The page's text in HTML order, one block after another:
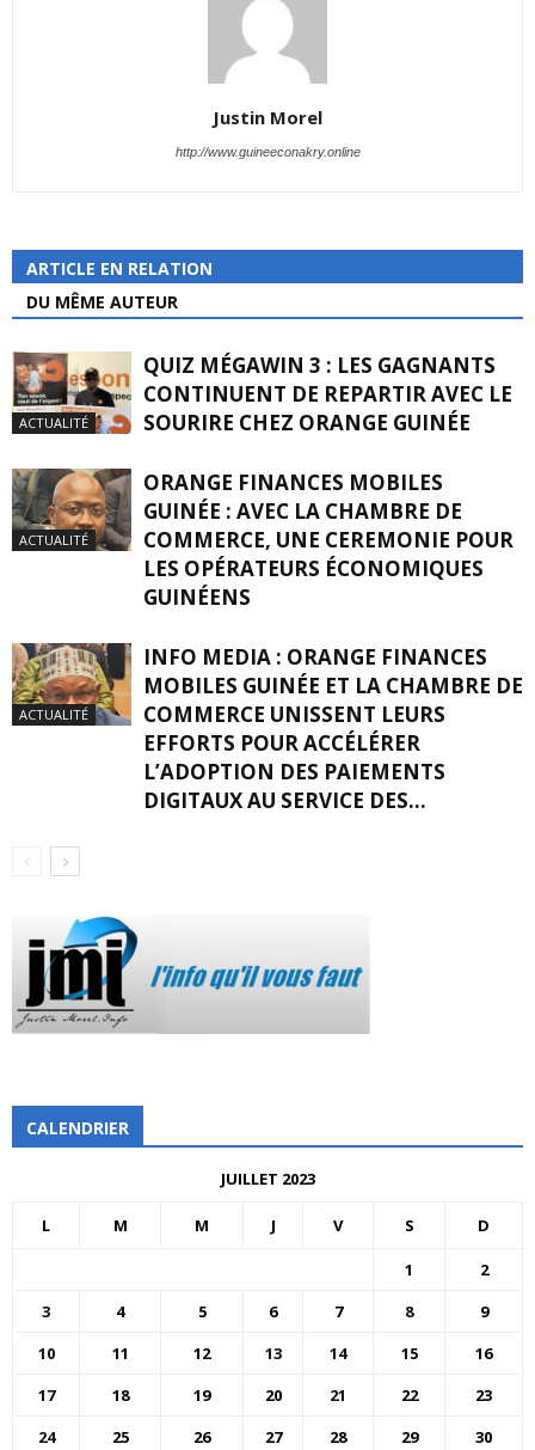
Justin Morel
http://www.guineeconakry.online
ARTICLE EN RELATION
DU MÊME AUTEUR
ACTUALITÉ
QUIZ MÉGAWIN 3 : LES GAGNANTS
CONTINUENT DE REPARTIR AVEC LE
SOURIRE CHEZ ORANGE GUINÉE
ACTUALITÉ
ORANGE FINANCES MOBILES
GUINÉE : AVEC LA CHAMBRE DE
COMMERCE, UNE CEREMONIE POUR
LES OPÉRATEURS ÉCONOMIQUES
GUINÉENS
ACTUALITÉ
INFO MEDIA : ORANGE FINANCES
MOBILES GUINÉE ET LA CHAMBRE DE
COMMERCE UNISSENT LEURS
EFFORTS POUR ACCÉLÉRER
L’ADOPTION DES PAIEMENTS
DIGITAUX AU SERVICE DES...
CALENDRIER
JUILLET 2023
L M M J V S D
1
2
3
4 5 6 7 8
9
10
11 12 13 14 15
16
17
18 19 20 21 22
23
24
25 26 27 28 29
30